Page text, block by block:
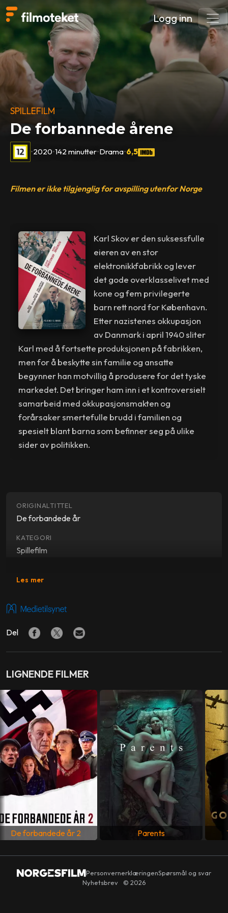
Logg inn
SPILLEFILM
De forbannede årene
•2020•142 minutter•Drama•6,5
Filmen er ikke tilgjenglig for avspilling utenfor Norge
Karl Skov er den suksessfulle
eieren av en stor
elektronikkfabrikk og lever
det gode overklasselivet med
kone og fem privilegerte
barn rett nord for København.
Etter nazistenes okkupasjon
av Danmark i april 1940 sliter
Karl med å fortsette produksjonen på fabrikken,
men for å beskytte sin familie og ansatte
begynner han motvillig å produsere for det tyske
markedet. Det bringer ham inn i et kontroversielt
samarbeid med okkupasjonsmakten og
forårsaker smertefulle brudd i familien og
spesielt blant barna som befinner seg på ulike
sider av politikken.
ORIGINALTITTEL
De forbandede år
KATEGORI
Spillefilm
Drama
SKUESPILLERE
Gustav Dyekjær Giese
Anders Refn
PRODUSENT
Lene Børglum
MANUS
Flemming Quist Møller, Anders Refn
LAND
Danmark
Dansk
Les mer
Del
LIGNENDE FILMER
De forbandede år 2 Parents
PersonvernerklæringenSpørsmål og svar
Nyhetsbrev
© 2026